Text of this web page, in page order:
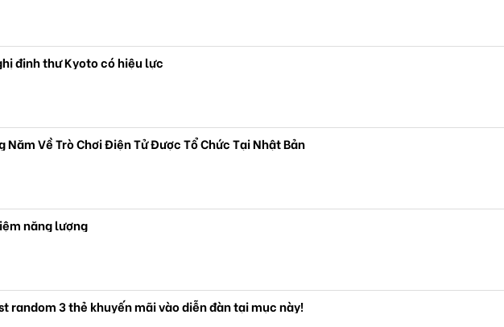
định thư Kyoto có hiệu lực
Năm Về Trò Chơi Điện Tử Được Tổ Chức Tại Nhật Bản
năng lượng
random 3 thẻ khuyến mãi vào diễn đàn tại mục này!